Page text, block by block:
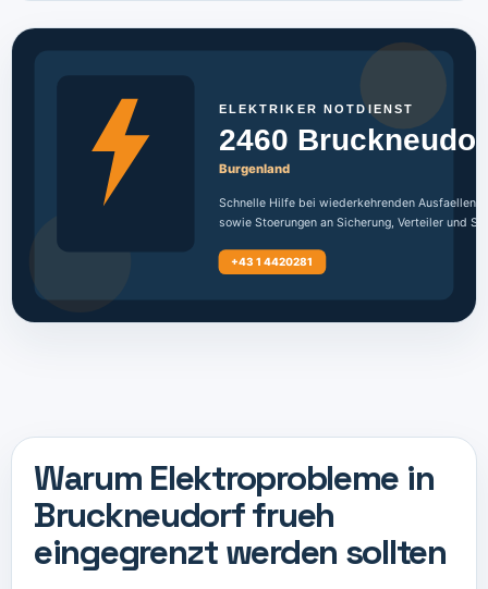
Warum Elektroprobleme in
Bruckneudorf frueh
eingegrenzt werden sollten